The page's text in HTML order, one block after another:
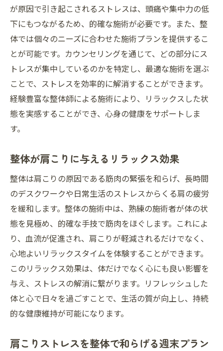
が原因で引き起こされるストレスは、頭痛や集中力の低
下にもつながるため、的確な施術が必要です。また、整
体では個々のニーズに合わせた施術プランを提供するこ
とが可能です。カウンセリングを通じて、どの部分にス
トレスが集中しているのかを特定し、最適な施術を選ぶ
ことで、ストレスを効率的に解消することができます。
経験豊富な整体師による施術により、リラックスした状
態を実感することができ、心身の健康をサポートしま
す。
整体が肩こりに与えるリラックス効果
整体は肩こりの原因である筋肉の緊張を和らげ、長時間
のデスクワークや日常生活のストレスからくる肩の疲労
を緩和します。整体の施術中は、熟練の施術者が体の状
態を見極め、的確な手技で筋肉をほぐします。これによ
り、血流が促進され、肩こりが軽減されるだけでなく、
心地よいリラックスタイムを体験することができます。
このリラックス効果は、体だけでなく心にも良い影響を
与え、ストレスの解消に繋がります。リフレッシュした
体と心で日々を過ごすことで、生活の質が向上し、持続
的な健康維持が可能になります。
肩こりストレスを整体で和らげる週末プラン